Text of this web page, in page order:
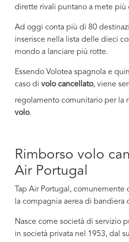
dirette rivali puntano a mete più
Ad oggi conta più di 80
inserisce nella lista delle dieci
mondo a lanciare più rotte.
Essendo Volotea spagnola e
caso di volocancellato, viene
regolamento comunitario per la
volo.
Rimborso volo
Air Portugal
Tap Air Portugal, comunemente
la compagnia aerea di bandiera
Nasce come società di servizio
in società privata nel 1953, dal